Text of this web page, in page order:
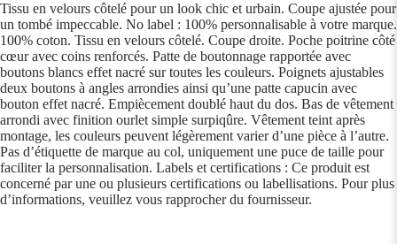
Tissu en velours côtelé pour un look chic et urbain. Coupe ajustée pour
un tombé impeccable. No label : 100% personnalisable à votre marque.
100% coton. Tissu en velours côtelé. Coupe droite. Poche poitrine côté
cœur avec coins renforcés. Patte de boutonnage rapportée avec
boutons blancs effet nacré sur toutes les couleurs. Poignets ajustables
deux boutons à angles arrondies ainsi qu’une patte capucin avec
bouton effet nacré. Empiècement doublé haut du dos. Bas de vêtement
arrondi avec finition ourlet simple surpiqûre. Vêtement teint après
montage, les couleurs peuvent légèrement varier d’une pièce à l’autre.
Pas d’étiquette de marque au col, uniquement une puce de taille pour
faciliter la personnalisation. Labels et certifications : Ce produit est
concerné par une ou plusieurs certifications ou labellisations. Pour plus
d’informations, veuillez vous rapprocher du fournisseur.